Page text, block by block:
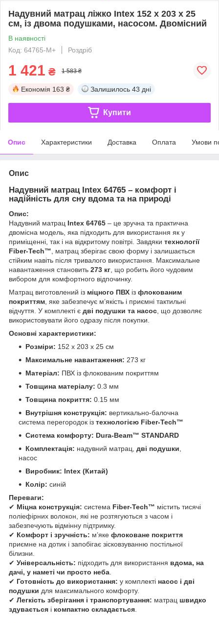
Надувний матрац ліжко Intex 152 х 203 х 25
см, із двома подушками, насосом. Двомісний
В наявності
Код: 64765-M+
Роздріб
1 421 ₴ 1 583 ₴
Економія 163 ₴ Залишилось 43 дні
Купити
Опис Характеристики Доставка Оплата Умови
Опис
Надувний матрац Intex 64765 – комфорт і
надійність для сну вдома та на природі
Опис:
Надувний матрац Intex 64765 – це зручна та практична
двомісна модель, яка підходить для використання як у
приміщенні, так і на відкритому повітрі. Завдяки технології
Fiber-Tech™ , матрац зберігає свою форму і залишається
стійким навіть після тривалого використання. Максимальне
навантаження становить 273 кг , що робить його чудовим
вибором для комфортного відпочинку.
Матрац виготовлений із міцного ПВХ із флокованим
покриттям , яке забезпечує м’якість і приємні тактильні
відчуття. У комплекті є дві подушки та насос , що дозволяє
використовувати його одразу після покупки.
Основні характеристики:
Розміри: 152 х 203 х 25 см
Максимальне навантаження: 273 кг
Матеріал: ПВХ із флокованим покриттям
Товщина матеріалу: 0.3 мм
Товщина покриття: 0.15 мм
Внутрішня конструкція: вертикально-балочна
система перегородок із технологією Fiber-Tech™
Система комфорту: Dura-Beam™ STANDARD
Комплектація: надувний матрац, дві подушки
насос
Виробник: Intex (Китай)
Колір: синій
Переваги:
✔ Міцна конструкція: система Fiber-Tech™ містить тисячі
поліефірних волокон, які не розтягуються з часом і
забезпечують відмінну підтримку.
✔ Комфорт і зручність: м’яке флоковане покриття
приємне на дотик і запобігає зісковзуванню постільної
білизни.
✔ Універсальність: підходить для використання вдома, на
дачі, у наметі чи просто неба
✔ Готовність до використання: у комплекті насос і дві
подушки для максимального комфорту.
✔ Легкість зберігання і транспортування: матрац швидко
здувається і компактно складається